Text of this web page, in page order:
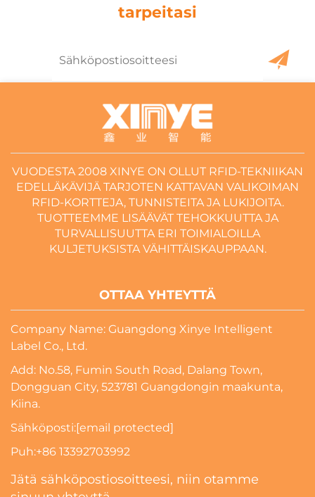
tarpeitasi
VUODESTA 2008 XINYE ON OLLUT RFID-TEKNIIKAN
EDELLÄKÄVIJÄ TARJOTEN KATTAVAN VALIKOIMAN
RFID-KORTTEJA, TUNNISTEITA JA LUKIJOITA.
TUOTTEEMME LISÄÄVÄT TEHOKKUUTTA JA
TURVALLISUUTTA ERI TOIMIALOILLA
KULJETUKSISTA VÄHITTÄISKAUPPAAN.
OTTAA YHTEYTTÄ
Company Name: Guangdong Xinye Intelligent
Label Co., Ltd.
Add: No.58, Fumin South Road, Dalang Town,
Dongguan City, 523781 Guangdongin maakunta,
Kiina.
Sähköposti:[email protected]
Puh:+86 13392703992
Jätä sähköpostiosoitteesi, niin otamme